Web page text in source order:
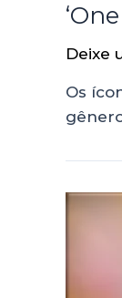
Deixe
Os